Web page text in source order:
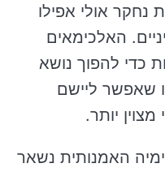
נחקר אולי אפילו
האלכימאים
כדי להפוך נושא
שאפשר ליישם
יותר.
האמנותית נשאר